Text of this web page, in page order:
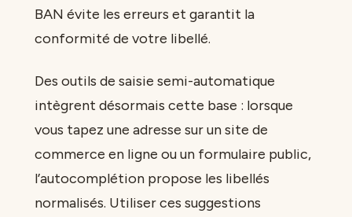
BAN évite les erreurs et garantit la
conformité de votre libellé.
Des outils de saisie semi-automatique
intègrent désormais cette base : lorsque
vous tapez une adresse sur un site de
commerce en ligne ou un formulaire public,
l’autocomplétion propose les libellés
normalisés. Utiliser ces suggestions